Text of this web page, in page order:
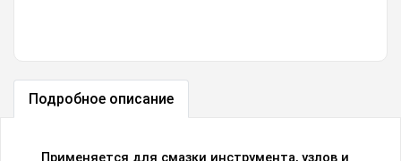
Подробное описание